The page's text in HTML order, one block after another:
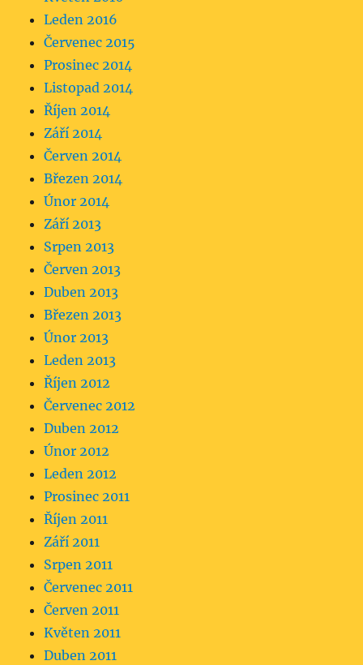
Leden 2016
Červenec 2015
Prosinec 2014
Listopad 2014
Říjen 2014
Září 2014
Červen 2014
Březen 2014
Únor 2014
Září 2013
Srpen 2013
Červen 2013
Duben 2013
Březen 2013
Únor 2013
Leden 2013
Říjen 2012
Červenec 2012
Duben 2012
Únor 2012
Leden 2012
Prosinec 2011
Říjen 2011
Září 2011
Srpen 2011
Červenec 2011
Červen 2011
Květen 2011
Duben 2011